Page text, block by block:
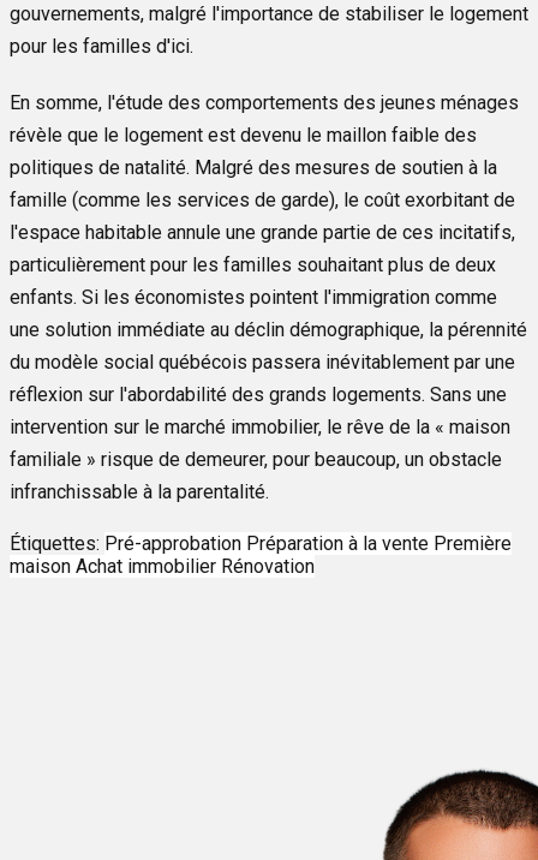
gouvernements, malgré l'importance de stabiliser le logement
pour les familles d'ici.
En somme, l'étude des comportements des jeunes ménages
révèle que le logement est devenu le maillon faible des
politiques de natalité. Malgré des mesures de soutien à la
famille (comme les services de garde), le coût exorbitant de
l'espace habitable annule une grande partie de ces incitatifs,
particulièrement pour les familles souhaitant plus de deux
enfants. Si les économistes pointent l'immigration comme
une solution immédiate au déclin démographique, la pérennité
du modèle social québécois passera inévitablement par une
réflexion sur l'abordabilité des grands logements. Sans une
intervention sur le marché immobilier, le rêve de la « maison
familiale » risque de demeurer, pour beaucoup, un obstacle
infranchissable à la parentalité.
Étiquettes: Pré-approbation Préparation à la vente Première
maison Achat immobilier Rénovation